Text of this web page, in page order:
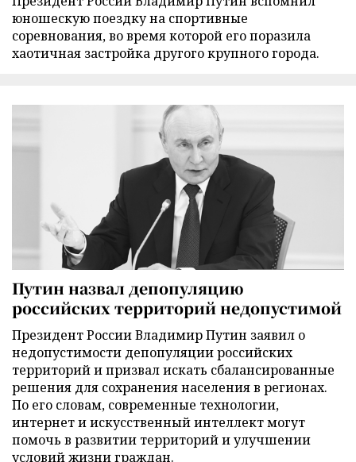
юношескую поездку на спортивные
соревнования, во время которой его поразила
хаотичная застройка другого крупного города.
Путин назвал депопуляцию
российских территорий недопустимой
Президент России Владимир Путин заявил о
недопустимости депопуляции российских
территорий и призвал искать сбалансированные
решения для сохранения населения в регионах.
По его словам, современные технологии,
интернет и искусственный интеллект могут
помочь в развитии территорий и улучшении
условий жизни граждан.